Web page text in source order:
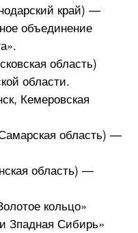
край) —
объединение
область)
области.
Кемеровская
область) —
область) —
кольцо»
Зпадная Сибирь»